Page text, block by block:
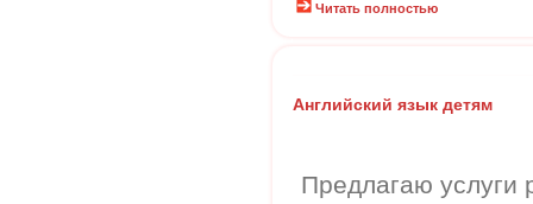
Читать полностью
Английский язык детям
Предлагаю услуги